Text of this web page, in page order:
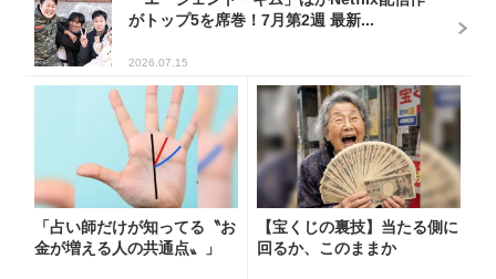
がトップ5を席巻！7月第2週 最新...
2026.07.15
「占い師だけが知ってる〝お
金が増える人の共通点〟」
【宝くじの裏技】当たる側に
回るか、このままか